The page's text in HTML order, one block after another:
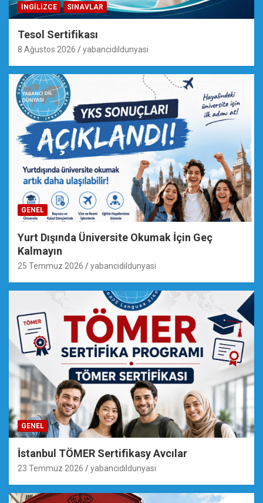
İNGILIZCE
SINAVLAR
Tesol Sertifikası
8 Ağustos 2026 yabancidildunyasi
GENEL
Yurt Dışında Üniversite Okumak İçin Geç
Kalmayın
25 Temmuz 2026 yabancidildunyasi
GENEL
İstanbul TÖMER Sertifikasy Avcılar
23 Temmuz 2026 yabancidildunyasi